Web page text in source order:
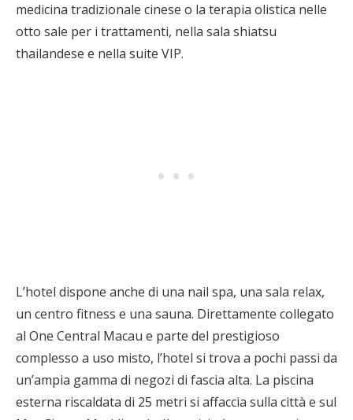
medicina tradizionale cinese o la terapia olistica nelle
otto sale per i trattamenti, nella sala shiatsu
thailandese e nella suite VIP.
L’hotel dispone anche di una nail spa, una sala relax,
un centro fitness e una sauna. Direttamente collegato
al One Central Macau e parte del prestigioso
complesso a uso misto, l’hotel si trova a pochi passi da
un’ampia gamma di negozi di fascia alta. La piscina
esterna riscaldata di 25 metri si affaccia sulla città e sul